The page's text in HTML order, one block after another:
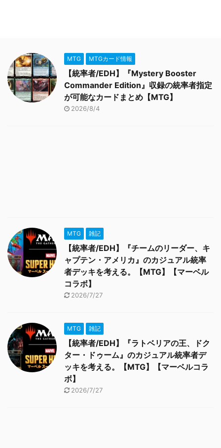
MTG MTGカード情報
【統率者/EDH】『Mystery Booster
Commander Edition』収録の統率者指定
が可能なカードまとめ【MTG】
2026/8/4
MTG 雑記
【統率者/EDH】『チームのリーダー、キ
ャプテン・アメリカ』のカジュアル統率
者デッキを考える。【MTG】【マーベル
コラボ】
2026/7/27
MTG 雑記
【統率者/EDH】『ラトベリアの王、ドク
ター・ドゥーム』のカジュアル統率者デ
ッキを考える。【MTG】【マーベルコラ
ボ】
2026/7/27